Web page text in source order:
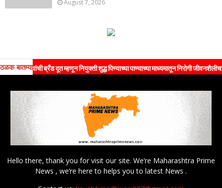
August 7, 2026
ठळक बातम्या
ब्रँड दूत म्हणून नियुक्ती शुद्ध पिण्याच्या पाण्याच्या माध्यमातून निरोगी जीवनशैलीचा संदेश
Hello there, thank you for visit our site. We’re Maharashtra Prime
News , we’re here to helps you to latest News .